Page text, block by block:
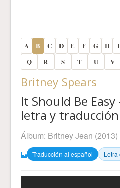
A B C D E F G H I
Q
R S T U V
Britney Spears
It Should Be Easy
letra y traducción
Álbum: Britney Jean (2013)
Traducción al español Letra